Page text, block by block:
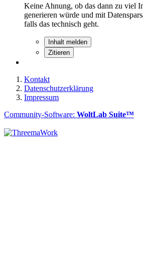
Keine Ahnung, ob das dann zu viel
generieren würde und mit
falls das technisch geht.
Inhalt melden
Zitieren
Kontakt
Datenschutzerklärung
Impressum
Community-Software: WoltLab Suite™